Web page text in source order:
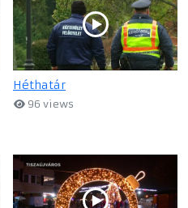
Héthatár
96 views